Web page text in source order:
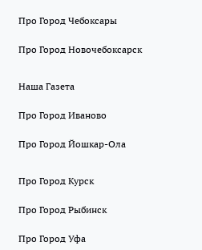
Про Город Чебоксары
Про Город Новочебоксарск
Наша Газета
Про Город Иваново
Про Город Йошкар-Ола
Про Город Курск
Про Город Рыбинск
Про Город Уфа